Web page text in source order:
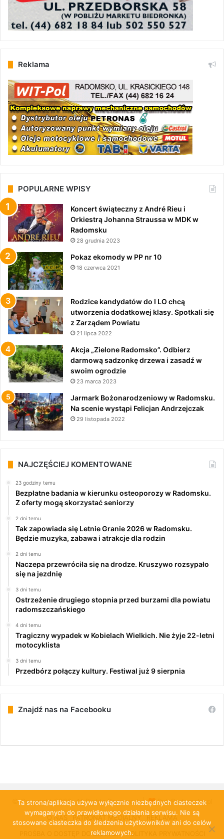
Reklama
POPULARNE WPISY
Koncert świąteczny z André Rieu i
Orkiestrą Johanna Straussa w MDK w
Radomsku
28 grudnia 2023
Pokaz ekomody w PP nr 10
18 czerwca 2021
Rodzice kandydatów do I LO chcą
utworzenia dodatkowej klasy. Spotkali się
z Zarządem Powiatu
21 lipca 2022
Akcja „Zielone Radomsko”. Odbierz
darmową sadzonkę drzewa i zasadź w
swoim ogrodzie
23 marca 2023
Jarmark Bożonarodzeniowy w Radomsku.
Na scenie wystąpi Felicjan Andrzejczak
29 listopada 2022
NAJCZĘŚCIEJ KOMENTOWANE
23 godziny temu
Bezpłatne badania w kierunku osteoporozy w Radomsku.
Z oferty mogą skorzystać seniorzy
2 dni temu
Tak zapowiada się Letnie Granie 2026 w Radomsku.
Będzie muzyka, zabawa i atrakcje dla rodzin
2 dni temu
Naczepa przewróciła się na drodze. Kruszywo rozsypało
się na jezdnię
3 dni temu
Ostrzeżenie drugiego stopnia przed burzami dla powiatu
radomszczańskiego
4 dni temu
Tragiczny wypadek w Kobielach Wielkich. Nie żyje 22-letni
motocyklista
3 dni temu
Przedbórz połączy kultury. Festiwal już 9 sierpnia
Znajdź nas na Facebooku
© Copyright 2026, All Rights Reserved | PulsRadomska.pl
O NAS PATRONAT MEDIALNY
REKLAMA
PROŚBA O DOSTĘP DO DANYCH
POLITYKA PRYWATNOŚCI
Ta strona/aplikacja używa wyłącznie niezbędnych ciasteczek
wymaganych do prawidłowego działania serwisu. Nie są
stosowane ciasteczka do śledzenia użytkowników ani do celów
reklamowych.